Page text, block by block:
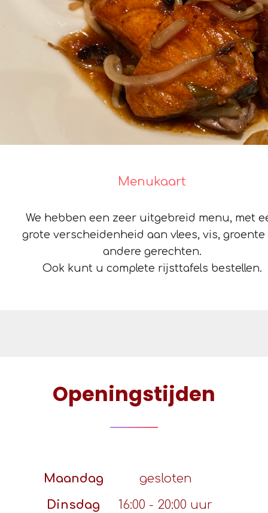
Menukaart
We hebben een zeer uitgebreid menu, met
grote verscheidenheid aan vlees, vis, groente
andere gerechten.
Ook kunt u complete rijsttafels bestellen.
Openingstijden
Maandag
gesloten
Dinsdag
16:00 - 20:00 uur